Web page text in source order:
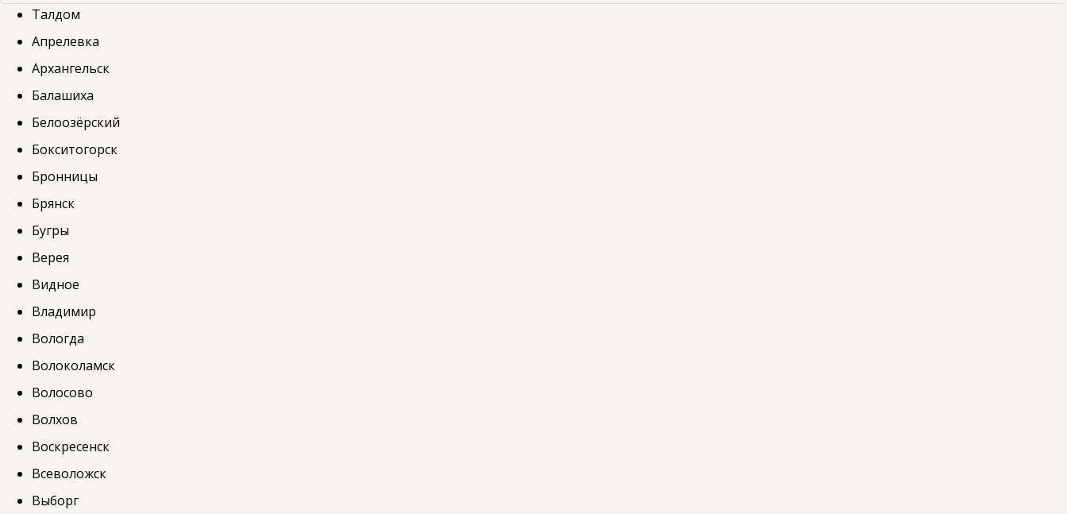
Талдом
Апрелевка
Архангельск
Балашиха
Белоозёрский
Бокситогорск
Бронницы
Брянск
Бугры
Верея
Видное
Владимир
Вологда
Волоколамск
Волосово
Волхов
Воскресенск
Всеволожск
Выборг